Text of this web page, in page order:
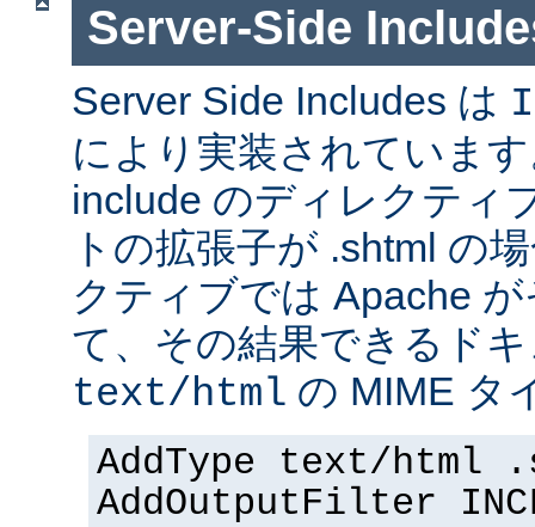
Server-Side
Server Side Includes は
により実装されていま
include のディレクティ
トの拡張子が .shtml の
クティブでは Apache
て、その結果できるド
text/html の MIME タ
AddType text/html
AddOutputFilter